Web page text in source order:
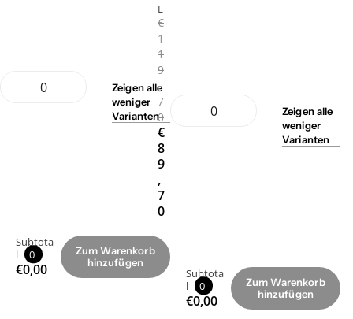
Zeigenalle
weniger
Varianten
Subtota
l
0
€0,00
Zum Warenkorb
hinzufügen
L
€
1
1
9
,
7
0
€
8
9
,
7
0
Zeigenalle
weniger
Varianten
Subtota
l
0
€0,00
Zum Warenkorb
hinzufügen